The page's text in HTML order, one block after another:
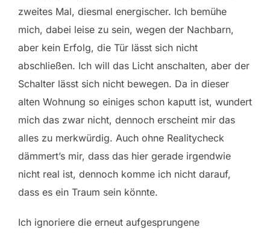
zweites Mal, diesmal energischer. Ich bemühe
mich, dabei leise zu sein, wegen der Nachbarn,
aber kein Erfolg, die Tür lässt sich nicht
abschließen. Ich will das Licht anschalten, aber der
Schalter lässt sich nicht bewegen. Da in dieser
alten Wohnung so einiges schon kaputt ist, wundert
mich das zwar nicht, dennoch erscheint mir das
alles zu merkwürdig. Auch ohne Realitycheck
dämmert’s mir, dass das hier gerade irgendwie
nicht real ist, dennoch komme ich nicht darauf,
dass es ein Traum sein könnte.
Ich ignoriere die erneut aufgesprungene